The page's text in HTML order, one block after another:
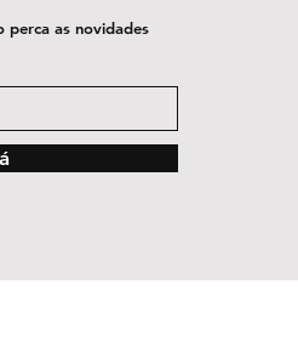
perca as novidades